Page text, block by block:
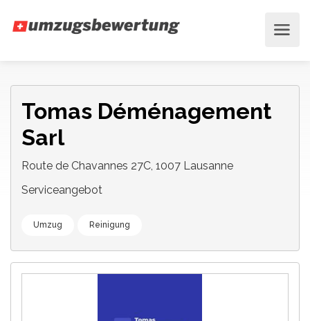
Tomas Déménagement
Sarl
Route de Chavannes 27C, 1007 Lausanne
Serviceangebot
Umzug Reinigung